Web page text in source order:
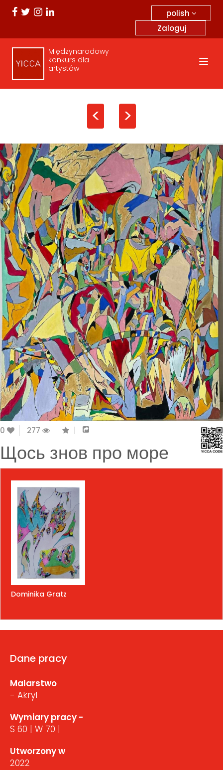
polish
Zaloguj
Międzynarodowy
konkurs dla
artystów
< >
0 277
Щось знов про море
Dominika Gratz
Dane pracy
Malarstwo
- Akryl
Wymiary pracy -
S 60 | W 70 |
Utworzony w
2022